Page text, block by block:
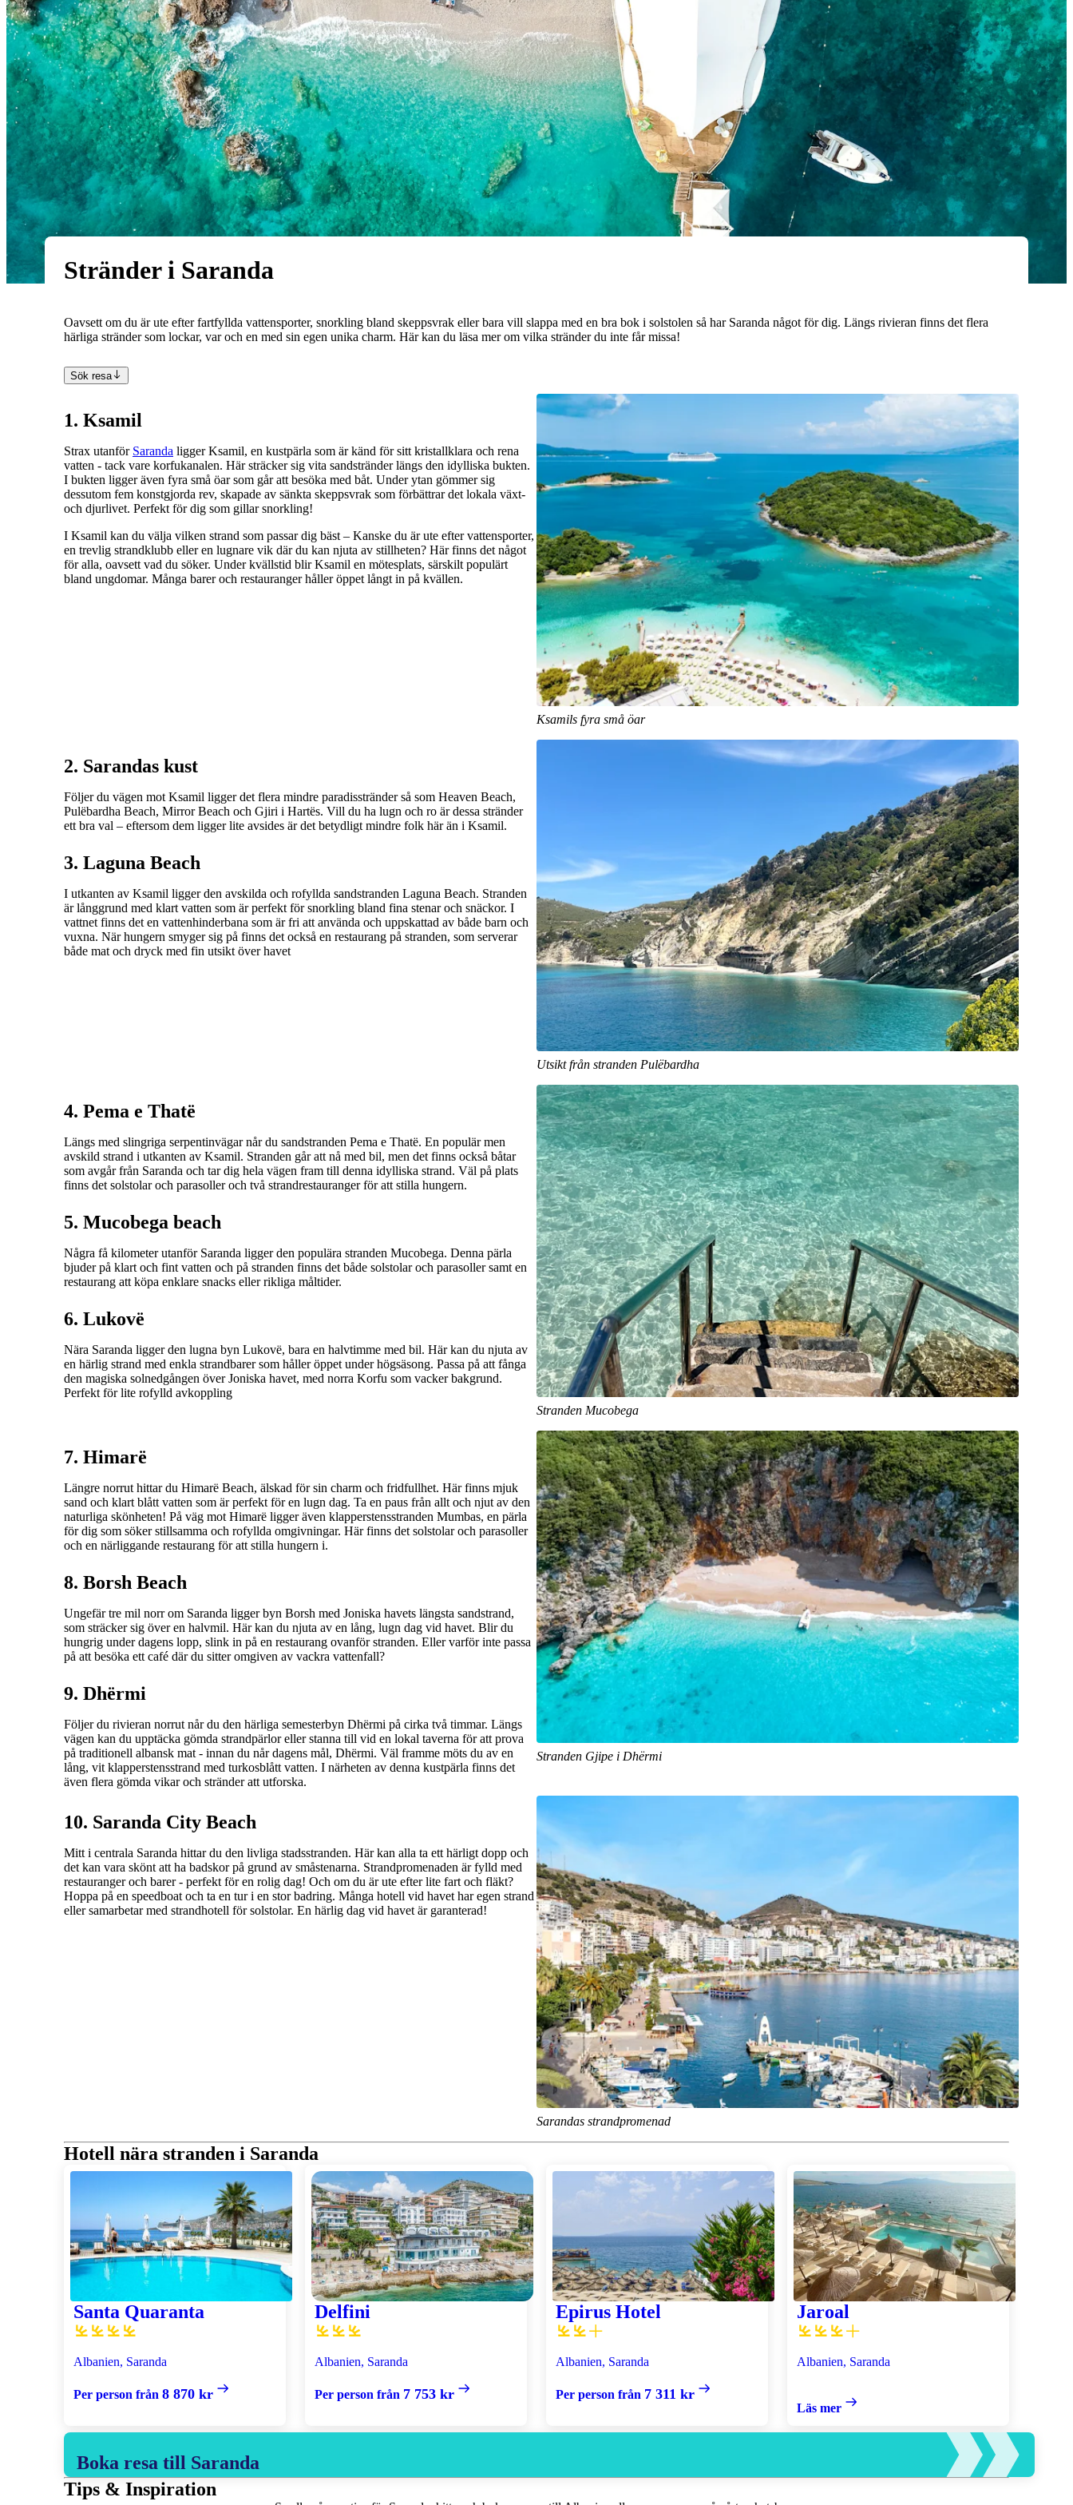
Stränder i Saranda
Oavsett om du är ute efter fartfyllda vattensporter, snorkling bland skeppsvrak eller bara vill slappa med en bra bok i solstolen så har Saranda något för dig. Längs rivieran finns det flera
härliga stränder som lockar, var och en med sin egen unika charm. Här kan du läsa mer om vilka stränder du inte får missa!
Sök resa
1. Ksamil
Strax utanför Saranda ligger Ksamil, en kustpärla som är känd för sitt kristallklara och rena
vatten - tack vare korfukanalen. Här sträcker sig vita sandstränder längs den idylliska bukten.
I bukten ligger även fyra små öar som går att besöka med båt. Under ytan gömmer sig
dessutom fem konstgjorda rev, skapade av sänkta skeppsvrak som förbättrar det lokala växt-
och djurlivet. Perfekt för dig som gillar snorkling!
I Ksamil kan du välja vilken strand som passar dig bäst – Kanske du är ute efter vattensporter,
en trevlig strandklubb eller en lugnare vik där du kan njuta av stillheten? Här finns det något
för alla, oavsett vad du söker. Under kvällstid blir Ksamil en mötesplats, särskilt populärt
bland ungdomar. Många barer och restauranger håller öppet långt in på kvällen.
Ksamils fyra små öar
2. Sarandas kust
Följer du vägen mot Ksamil ligger det flera mindre paradisstränder så som Heaven Beach,
Pulëbardha Beach, Mirror Beach och Gjiri i Hartës. Vill du ha lugn och ro är dessa stränder
ett bra val – eftersom dem ligger lite avsides är det betydligt mindre folk här än i Ksamil.
3. Laguna Beach
I utkanten av Ksamil ligger den avskilda och rofyllda sandstranden Laguna Beach. Stranden
är långgrund med klart vatten som är perfekt för snorkling bland fina stenar och snäckor. I
vattnet finns det en vattenhinderbana som är fri att använda och uppskattad av både barn och
vuxna. När hungern smyger sig på finns det också en restaurang på stranden, som serverar
både mat och dryck med fin utsikt över havet
Utsikt från stranden Pulëbardha
4. Pema e Thatë
Längs med slingriga serpentinvägar når du sandstranden Pema e Thatë. En populär men
avskild strand i utkanten av Ksamil. Stranden går att nå med bil, men det finns också båtar
som avgår från Saranda och tar dig hela vägen fram till denna idylliska strand. Väl på plats
finns det solstolar och parasoller och två strandrestauranger för att stilla hungern.
5. Mucobega beach
Några få kilometer utanför Saranda ligger den populära stranden Mucobega. Denna pärla
bjuder på klart och fint vatten och på stranden finns det både solstolar och parasoller samt en
restaurang att köpa enklare snacks eller rikliga måltider.
6. Lukovë
Nära Saranda ligger den lugna byn Lukovë, bara en halvtimme med bil. Här kan du njuta av
en härlig strand med enkla strandbarer som håller öppet under högsäsong. Passa på att fånga
den magiska solnedgången över Joniska havet, med norra Korfu som vacker bakgrund.
Perfekt för lite rofylld avkoppling
Stranden Mucobega
7. Himarë
Längre norrut hittar du Himarë Beach, älskad för sin charm och fridfullhet. Här finns mjuk
sand och klart blått vatten som är perfekt för en lugn dag. Ta en paus från allt och njut av den
naturliga skönheten! På väg mot Himarë ligger även klapperstensstranden Mumbas, en pärla
för dig som söker stillsamma och rofyllda omgivningar. Här finns det solstolar och parasoller
och en närliggande restaurang för att stilla hungern i.
8. Borsh Beach
Ungefär tre mil norr om Saranda ligger byn Borsh med Joniska havets längsta sandstrand,
som sträcker sig över en halvmil. Här kan du njuta av en lång, lugn dag vid havet. Blir du
hungrig under dagens lopp, slink in på en restaurang ovanför stranden. Eller varför inte passa
på att besöka ett café där du sitter omgiven av vackra vattenfall?
9. Dhërmi
Följer du rivieran norrut når du den härliga semesterbyn Dhërmi på cirka två timmar. Längs
vägen kan du upptäcka gömda strandpärlor eller stanna till vid en lokal taverna för att prova
på traditionell albansk mat - innan du når dagens mål, Dhërmi. Väl framme möts du av en
lång, vit klapperstensstrand med turkosblått vatten. I närheten av denna kustpärla finns det
även flera gömda vikar och stränder att utforska.
Stranden Gjipe i Dhërmi
10. Saranda City Beach
Mitt i centrala Saranda hittar du den livliga stadsstranden. Här kan alla ta ett härligt dopp och
det kan vara skönt att ha badskor på grund av småstenarna. Strandpromenaden är fylld med
restauranger och barer - perfekt för en rolig dag! Och om du är ute efter lite fart och fläkt?
Hoppa på en speedboat och ta en tur i en stor badring. Många hotell vid havet har egen strand
eller samarbetar med strandhotell för solstolar. En härlig dag vid havet är garanterad!
Sarandas strandpromenad
Hotell nära stranden i Saranda
Santa Quaranta
Albanien, Saranda
Per person från 8 870 kr
Delfini
Albanien, Saranda
Per person från 7 753 kr
Epirus Hotel
Albanien, Saranda
Per person från 7 311 kr
Jaroal
Albanien, Saranda
Läs mer
Boka resa till Saranda
Tips & Inspiration